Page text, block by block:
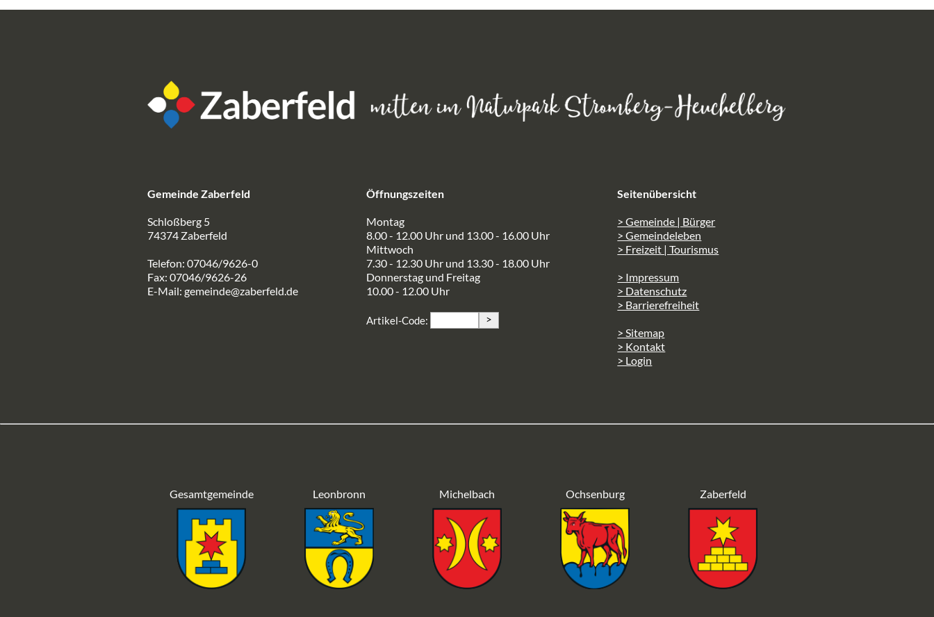
Gemeinde Zaberfeld
Schloßberg 5
74374 Zaberfeld
Telefon: 07046/9626-0
Fax: 07046/9626-26
E-Mail: gemeinde@zaberfeld.de
Öffnungszeiten
Montag
8.00 - 12.00 Uhr und 13.00 - 16.00 Uhr
Mittwoch
7.30 - 12.30 Uhr und 13.30 - 18.00 Uhr
Donnerstag und Freitag
10.00 - 12.00 Uhr
Artikel-Code: >
Seitenübersicht
> Gemeinde | Bürger
> Gemeindeleben
> Freizeit | Tourismus
> Impressum
> Datenschutz
> Barrierefreiheit
> Sitemap
> Kontakt
> Login
Gesamtgemeinde Leonbronn Michelbach Ochsenburg Zaberfeld